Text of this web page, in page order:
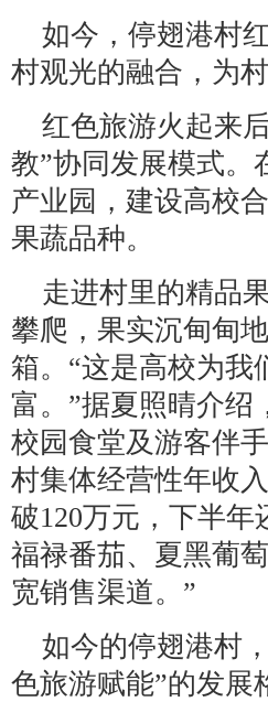
如今，停翅港村
村观光的融合，为
红色旅游火起来
教”协同发展模式。
产业园，建设高校
果蔬品种。
走进村里的精品
攀爬，果实沉甸甸
箱。“这是高校为我
富。”据夏照晴介绍
校园食堂及游客伴
村集体经营性年收
破120万元，下半
福禄番茄、夏黑葡
宽销售渠道。”
如今的停翅港村
色旅游赋能”的发展